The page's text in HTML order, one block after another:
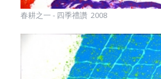
春耕之一 - 四季禮讚 2008